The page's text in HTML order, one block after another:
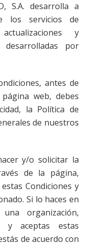
S.A. desarrolla a
los servicios de
y
por
antes de
web, debes
la Política de
de nuestros
y/o solicitar la
de la página,
Condiciones y
Si lo haces en
organización,
y aceptas estas
de acuerdo con